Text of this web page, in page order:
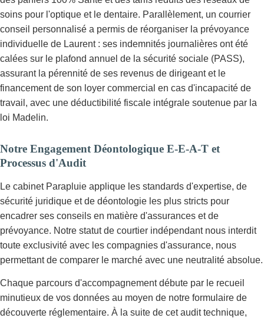
soins pour l'optique et le dentaire. Parallèlement, un courrier
conseil personnalisé a permis de réorganiser la prévoyance
individuelle de Laurent : ses indemnités journalières ont été
calées sur le plafond annuel de la sécurité sociale (PASS),
assurant la pérennité de ses revenus de dirigeant et le
financement de son loyer commercial en cas d'incapacité de
travail, avec une déductibilité fiscale intégrale soutenue par la
loi Madelin.
Notre Engagement Déontologique E-E-A-T et
Processus d'Audit
Le cabinet Parapluie applique les standards d'expertise, de
sécurité juridique et de déontologie les plus stricts pour
encadrer ses conseils en matière d'assurances et de
prévoyance. Notre statut de courtier indépendant nous interdit
toute exclusivité avec les compagnies d'assurance, nous
permettant de comparer le marché avec une neutralité absolue.
Chaque parcours d'accompagnement débute par le recueil
minutieux de vos données au moyen de notre formulaire de
découverte réglementaire. À la suite de cet audit technique,